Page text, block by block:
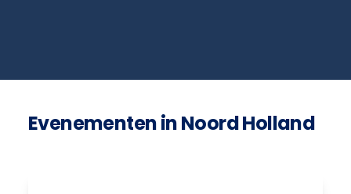
Evenementen in Noord Holland